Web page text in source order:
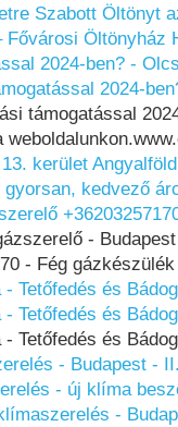
Szabott Öltönyt
Fővárosi Öltönyház
2024-ben? -
2024-
támogatással
kerület
kedvező
-
- Fég
Tetőfedés és
Tetőfedés és
Tetőfedés és
- Budapest -
- új klíma
-